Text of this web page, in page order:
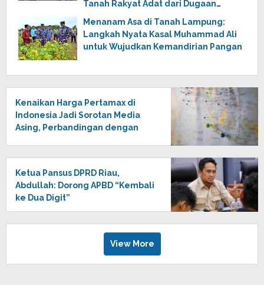
Tanah Rakyat Adat dari Dugaan
Kriminalisasi
Menanam Asa di Tanah Lampung:
Langkah Nyata Kasal Muhammad Ali
untuk Wujudkan Kemandirian Pangan
Kenaikan Harga Pertamax di
Indonesia Jadi Sorotan Media
Asing, Perbandingan dengan
Ketua Pansus DPRD Riau,
Abdullah: Dorong APBD “Kembali
ke Dua Digit”
View More